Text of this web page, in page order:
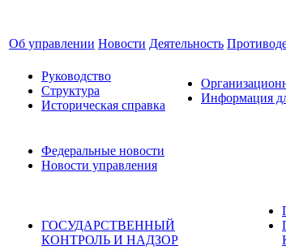
Об управлении Новости Деятельность
Руководство
Структура
Историческая справка
Информация
Федеральные новости
Новости управления
ГОСУДАРСТВЕННЫЙ
КОНТРОЛЬ И НАДЗОР